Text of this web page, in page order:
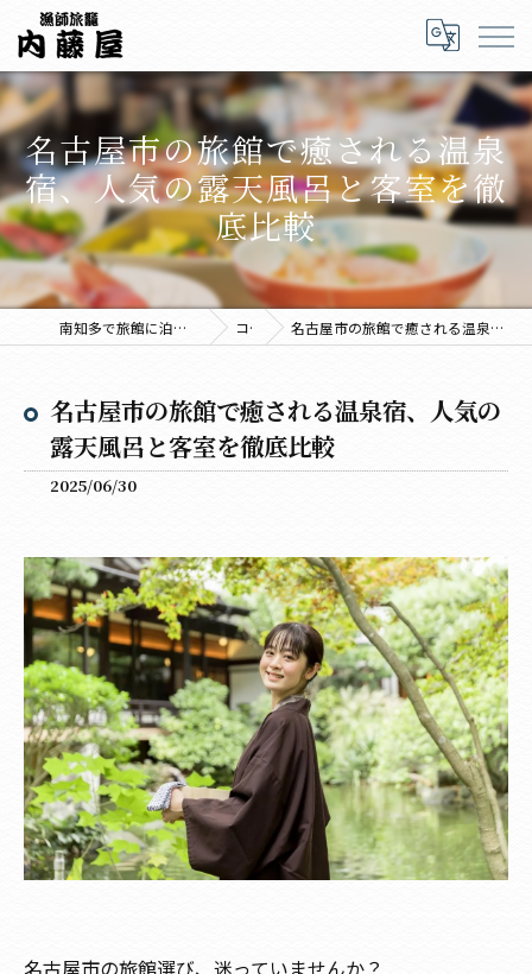
名古屋市の旅館で癒される温泉
宿、人気の露天風呂と客室を徹
底比較
南知多で旅館に泊まるなら海鮮料理の内藤屋 コラム 名古屋市の旅館で癒される温泉宿、人気の露天風呂と客室を徹底比較
名古屋市の旅館で癒される温泉宿、人気の
露天風呂と客室を徹底比較
2025/06/30
名古屋市の旅館選び、迷っていませんか？